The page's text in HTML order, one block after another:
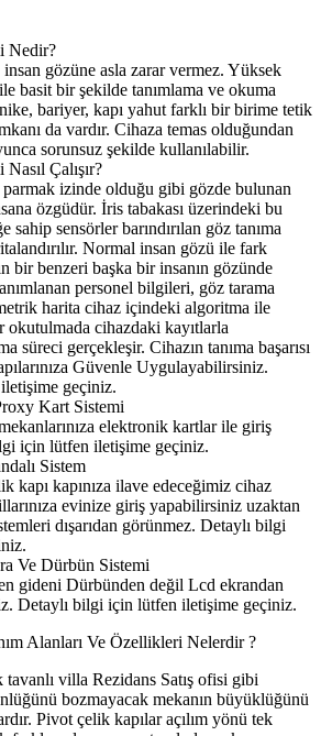
Nedir?
gözüne asla zarar vermez. Yüksek
basit bir şekilde tanımlama ve okuma
bariyer, kapı yahut farklı bir birime tetik
da vardır. Cihaza temas olduğundan
sorunsuz şekilde kullanılabilir.
Çalışır?
parmak izinde olduğu gibi gözde bulunan
özgüdür. İris tabakası üzerindeki bu
sahip sensörler barındırılan göz tanıma
Normal insan gözü ile fark
bir benzeri başka bir insanın gözünde
personel bilgileri, göz tarama
harita cihaz içindeki algoritma ile
okutulmada cihazdaki kayıtlarla
süreci gerçekleşir. Cihazın tanıma başarısı
Güvenle Uygulayabilirsiniz.
geçiniz.
Kart Sistemi
elektronik kartlar ile giriş
için lütfen iletişime geçiniz.
Sistem
kapı kapınıza ilave edeceğimiz cihaz
evinize giriş yapabilirsiniz uzaktan
dışarıdan görünmez. Detaylı bilgi
Ve Dürbün Sistemi
gideni Dürbünden değil Lcd ekrandan
Detaylı bilgi için lütfen iletişime geçiniz.
Alanları Ve Özellikleri Nelerdir ?
villa Rezidans Satış ofisi gibi
bozmayacak mekanın büyüklüğünü
Pivot çelik kapılar açılım yönü tek